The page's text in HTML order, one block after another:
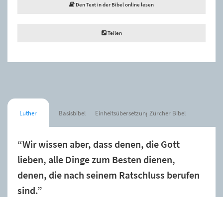
Den Text in der Bibel online lesen
Teilen
Luther Basisbibel Einheitsübersetzung Zürcher Bibel
“Wir wissen aber, dass denen, die Gott
lieben, alle Dinge zum Besten dienen,
denen, die nach seinem Ratschluss berufen
sind.”